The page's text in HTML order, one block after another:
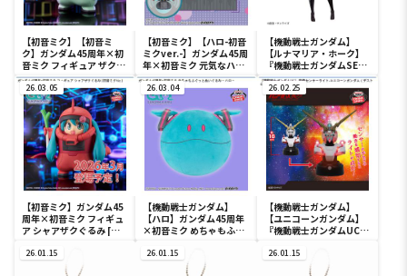
【初音ミク】【初音ミ
ク】ガンダム45周年×初
音ミク フィギュア ザクぐ
るみ [初音ミクVer.]
【初音ミク】【ハロ-初音
ミクver.-】ガンダム45周
年×初音ミク 元気なハロ
スピーカーミクver.
【機動戦士ガンダム】
【ルナマリア・ホーク】
『機動戦士ガンダムSEED
FREEDOM』
GLITTER&GLAMOURS
-Lunamaria Hawke-
Racing ver.
26.03.05
【初音ミク】ガンダム45
周年×初音ミク フィギュ
ア シャアザクぐるみ [初
26.03.04
【機動戦士ガンダム】
【ハロ】ガンダム45周年
×初音ミク めちゃもふぐ
26.02.25
【機動戦士ガンダム】
【ユニコーンガンダム】
『機動戦士ガンダムUC』
コーンガンダム（デスト
ロイモード）-
26.01.15 26.01.15 26.01.15